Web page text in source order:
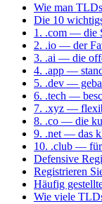
Wie man
Die 10
1. .com — die
2. .io — der
3. .ai — die
4. .app —
5. .dev —
6. .tech —
7. .xyz —
8. .co — die
9. .net — das
10. .club — für
Defensive
Registrieren
Häufig
Wie viele